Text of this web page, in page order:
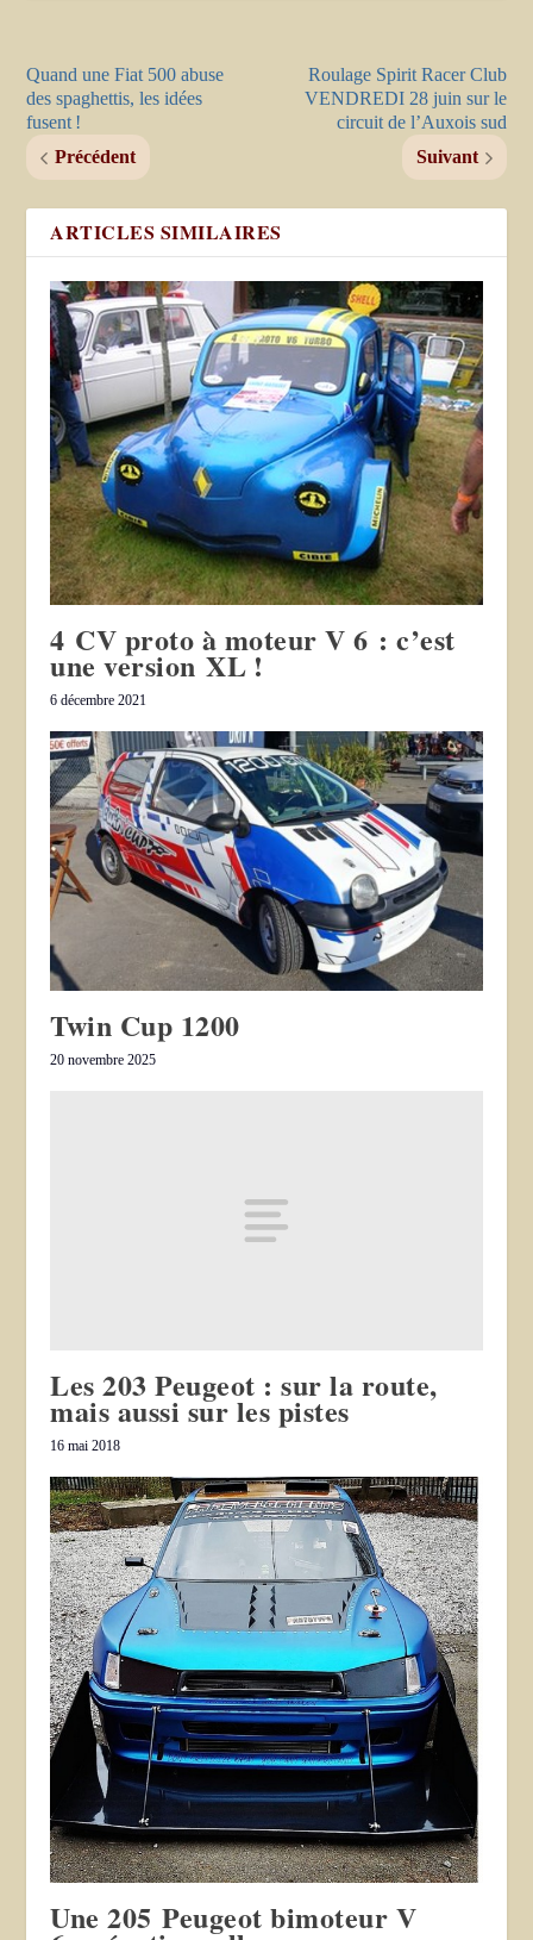
Quand une Fiat 500 abuse
des spaghettis, les idées
fusent !
Précédent
Roulage Spirit Racer Club
VENDREDI 28 juin sur le
circuit de l’Auxois sud
Suivant
ARTICLES SIMILAIRES
4 CV proto à moteur V 6 : c’est
une version XL !
6 décembre 2021
Twin Cup 1200
20 novembre 2025
Les 203 Peugeot : sur la route,
mais aussi sur les pistes
16 mai 2018
Une 205 Peugeot bimoteur V